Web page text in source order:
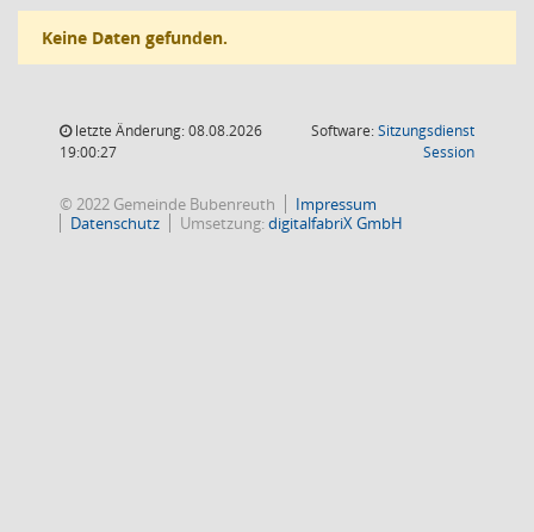
Keine Daten gefunden.
letzte Änderung: 08.08.2026
19:00:27
Software:Sitzungsdienst
Session(Wird in
© 2022 Gemeinde Bubenreuth
Impressum
Datenschutz
Umsetzung:digitalfabriX GmbH